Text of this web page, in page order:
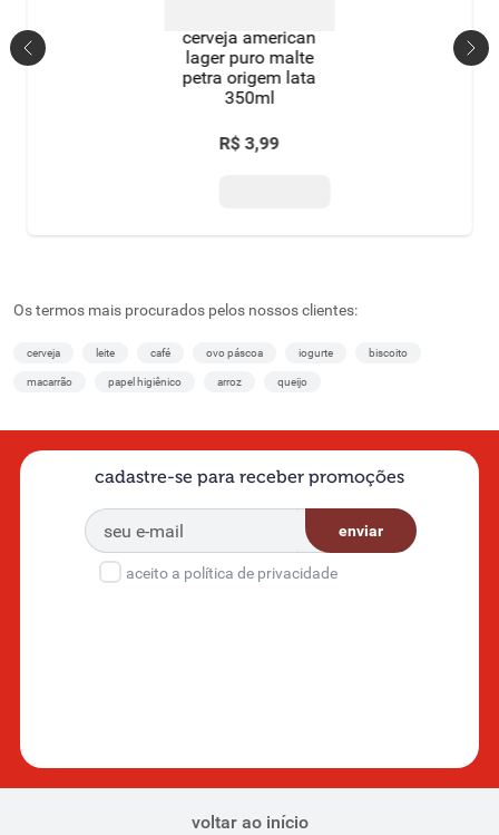
cerveja american
lager puro malte
petra origem lata
350ml
R$ 3,99
Os termos mais procurados pelos nossos clientes:
cerveja leite café ovo páscoa iogurte biscoito
macarrão papel higiênico arroz queijo
cadastre-se para receber promoções
enviar
aceito a política de privacidade
voltar ao início